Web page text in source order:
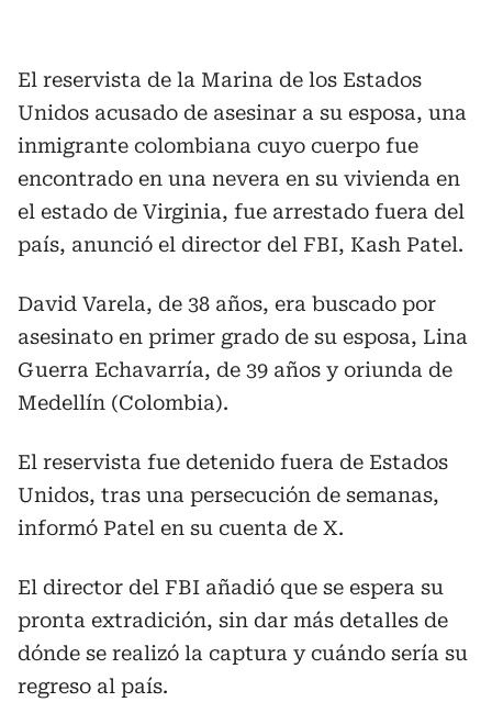
El reservista de la Marina de los Estados
Unidos acusado de asesinar a su esposa, una
inmigrante colombiana cuyo cuerpo fue
encontrado en una nevera en su vivienda en
el estado de Virginia, fue arrestado fuera del
país, anunció el director del FBI, Kash Patel.
David Varela, de 38 años, era buscado por
asesinato en primer grado de su esposa, Lina
Guerra Echavarría, de 39 años y oriunda de
Medellín (Colombia).
El reservista fue detenido fuera de Estados
Unidos, tras una persecución de semanas,
informó Patel en su cuenta de X.
El director del FBI añadió que se espera su
pronta extradición, sin dar más detalles de
dónde se realizó la captura y cuándo sería su
regreso al país.